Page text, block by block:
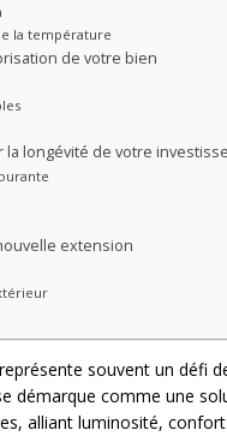
la température
de votre bien
longévité de votre
extension
souvent un défi
démarque comme une
alliant luminosité,